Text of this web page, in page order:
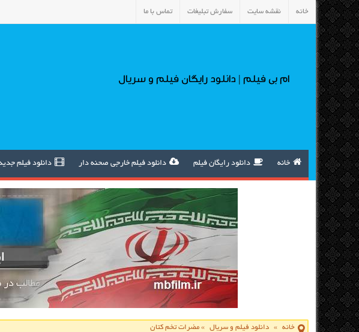
خانه نقشه سایت سفارش تبلیغات تماس با ما
ام بی فیلم | دانلود رایگان فیلم و سریال
خانه دانلود رایگان فیلم دانلود فیلم خارجی صحنه دار دانلود فیلم
خانه » دانلود فیلم و سریال »مضرات تخم کتان